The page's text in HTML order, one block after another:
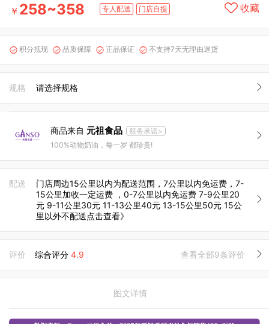
￥ 258~358 专人配送 门店自提 收藏
 积分抵现  品质保障  正品保证  不支持7天无理由退货
规格 请选择规格
商品来自 元祖食品
服务承诺>
100%动物奶油，每一岁 都珍贵!
配送
门店周边15公里以内为配送范围，7公里以内免运费，7-
15公里加收一定运费 ，0-7公里以内免运费 7-9公里20
元 9-11公里30元 11-13公里40元 13-15公里50元 15公
里以外不配送点击查看》
评价 综合评分 4.9 查看全部9条评价
图文详情